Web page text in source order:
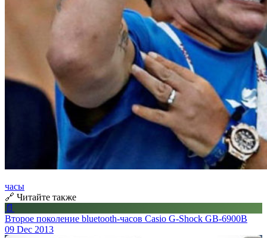
часы
🔗 Читайте также
📄
Второе поколение bluetooth-часов Casio G-Shock GB-6900B
09 Dec 2013